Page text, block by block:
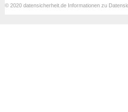
© 2020 datensicherheit.de Informationen zu